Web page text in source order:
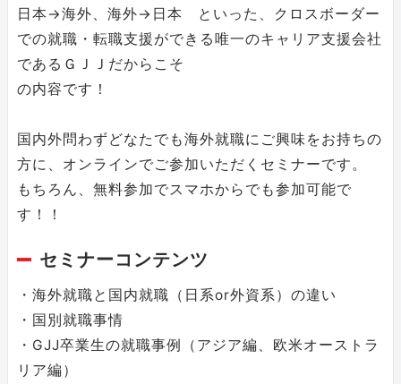
日本→海外、海外→日本 といった、クロスボーダー
での就職・転職支援ができる唯一のキャリア支援会社
であるＧＪＪだからこそ
の内容です！
国内外問わずどなたでも海外就職にご興味をお持ちの
方に、オンラインでご参加いただくセミナーです。
もちろん、無料参加でスマホからでも参加可能で
す！！
セミナーコンテンツ
・海外就職と国内就職（日系or外資系）の違い
・国別就職事情
・GJJ卒業生の就職事例（アジア編、欧米オーストラ
リア編）